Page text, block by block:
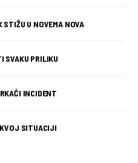
U NOVEMA NOVA
SVAKU PRILIKU
INCIDENT
SITUACIJI